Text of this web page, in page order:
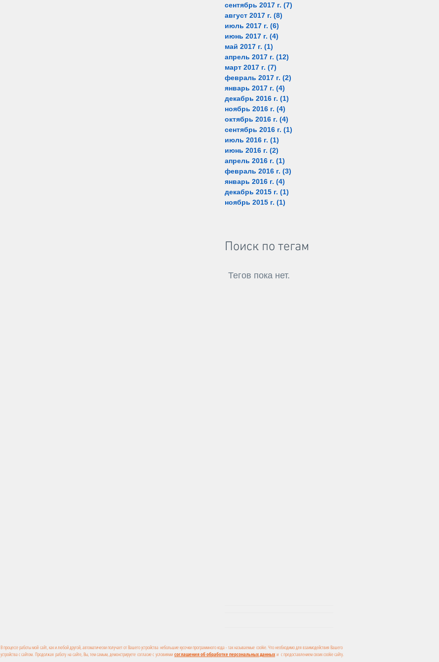
сентябрь 2017 г. (7)
август 2017 г. (8)
июль 2017 г. (6)
июнь 2017 г. (4)
май 2017 г. (1)
апрель 2017 г. (12)
март 2017 г. (7)
февраль 2017 г. (2)
январь 2017 г. (4)
декабрь 2016 г. (1)
ноябрь 2016 г. (4)
октябрь 2016 г. (4)
сентябрь 2016 г. (1)
июль 2016 г. (1)
июнь 2016 г. (2)
апрель 2016 г. (1)
февраль 2016 г. (3)
январь 2016 г. (4)
декабрь 2015 г. (1)
ноябрь 2015 г. (1)
Поиск по тегам
Тегов пока нет.
В процессе работы мой сайт, как и любой другой, автоматически получает от Вашего устройства небольшие кусочки программного кода - так называемые cookie. Что необходимо для взаимодействия Вашего
устройства с сайтом. Продолжая работу на сайте, Вы, тем самым, демонстрируете согласие с условиями соглашения об обработке персональных данных и с предоставлением своих cookie сайту.